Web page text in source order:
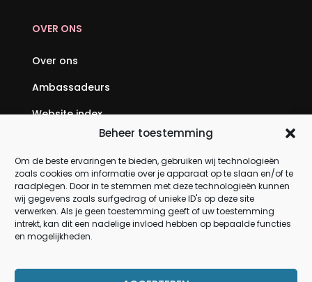
Beheer toestemming
Om de beste ervaringen te bieden, gebruiken wij technologieën
zoals cookies om informatie over je apparaat op te slaan en/of te
raadplegen. Door in te stemmen met deze technologieën kunnen
wij gegevens zoals surfgedrag of unieke ID's op deze site
verwerken. Als je geen toestemming geeft of uw toestemming
intrekt, kan dit een nadelige invloed hebben op bepaalde functies
en mogelijkheden.
PRODUCTEN
Meubels
OVER ONS
Over ons
Ambassadeurs
Website index
SEO backlinks kopen: jouw complete gids voor
hogere posities in Google
Geld verdienen via internet: jouw complete gids
om online inkomen op te bouwen